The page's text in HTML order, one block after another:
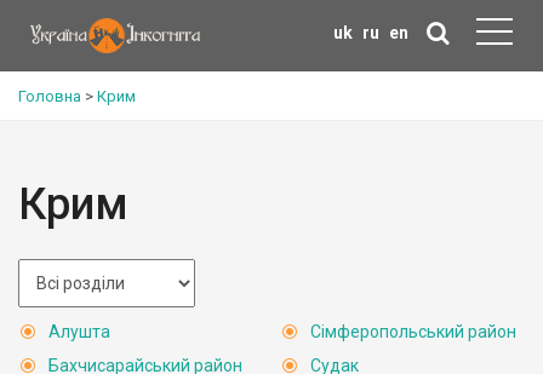
uk ru en
Головна > Крим
Крим
Алушта
Бахчисарайський район
Сімферопольський район
Судак